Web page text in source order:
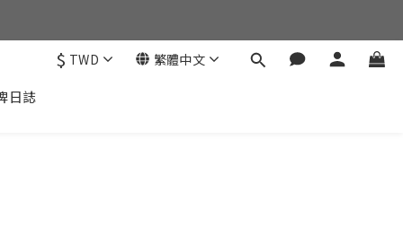
$ TWD 繁體中文
日誌